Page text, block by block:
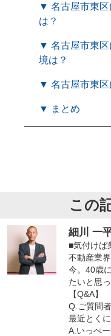
▼ 名古屋市東区
は？
▼ 名古屋市東区
境は？
▼ 名古屋市東区
▼ まとめ
この
細川 一
■気付けば
不動産業
今。40歳
たいと思
【Q&A】
Q.ご質問
最近とく
A.いっぺ